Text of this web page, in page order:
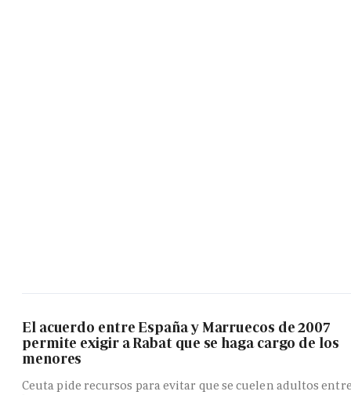
El acuerdo entre España y Marruecos de 2007
permite exigir a Rabat que se haga cargo de los
menores
Ceuta pide recursos para evitar que se cuelen adultos